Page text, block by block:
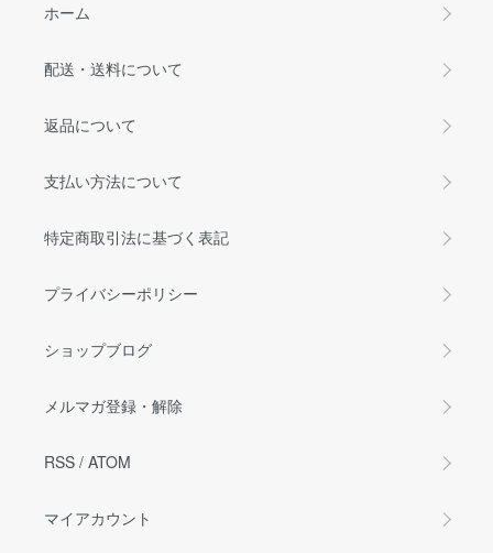
ホーム
配送・送料について
返品について
支払い方法について
特定商取引法に基づく表記
プライバシーポリシー
ショップブログ
メルマガ登録・解除
RSS / ATOM
マイアカウント